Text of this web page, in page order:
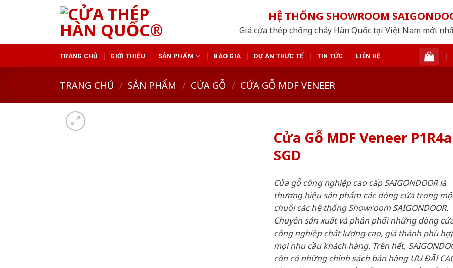
HỆ THỐNG SHOWROOM
Giá cửa thép chống cháy Hàn Quốc tại Việt Nam mới
TRANG CHỦ GIỚI THIỆU SẢN PHẨM BÁO GIÁ DỰ ÁN THỰC TẾ TIN TỨC LIÊN HỆ
TRANG CHỦ / SẢN PHẨM / CỬA GỖ / CỬA GỖ MDF VENEER
Cửa Gỗ MDF Veneer
SGD
Cửa gỗ công nghiệp cao cấp SAIGONDOOR là
thương hiệu sản phẩm các dòng cửa trong
chuỗi các hệ thống Showroom SAIGONDOOR.
Chuyên sản xuất và phân phối những dòng
công nghiệp chất lượng cao, giá thành phù
mọi nhu cầu khách hàng. Trên hết,
còn có những chính sách bán hàng ƯU ĐÃI